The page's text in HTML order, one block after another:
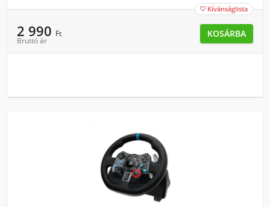
 Kívánságlista
2 990 Ft
Bruttó ár
KOSÁRBA